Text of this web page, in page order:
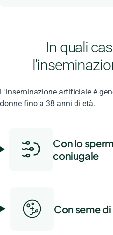
In quali
L'inseminazione artificiale è
donne fino a 38 anni di età.
Con lo
coniugale
Con seme